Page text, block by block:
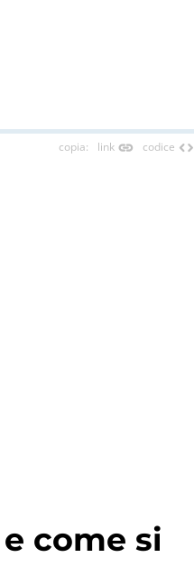
copia: link link codice code
come si